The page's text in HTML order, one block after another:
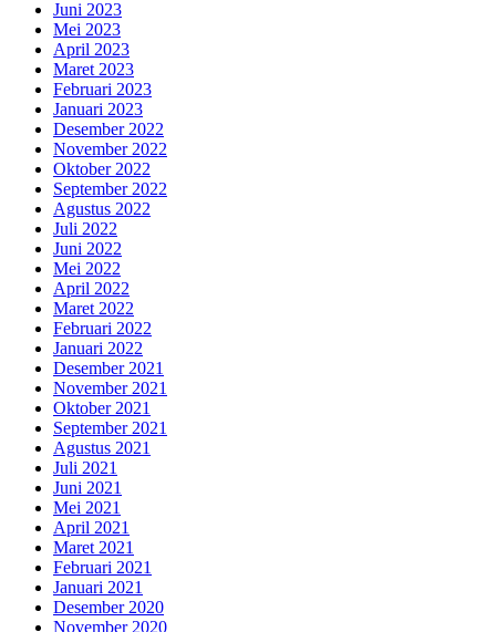
Juni 2023
Mei 2023
April 2023
Maret 2023
Februari 2023
Januari 2023
Desember 2022
November 2022
Oktober 2022
September 2022
Agustus 2022
Juli 2022
Juni 2022
Mei 2022
April 2022
Maret 2022
Februari 2022
Januari 2022
Desember 2021
November 2021
Oktober 2021
September 2021
Agustus 2021
Juli 2021
Juni 2021
Mei 2021
April 2021
Maret 2021
Februari 2021
Januari 2021
Desember 2020
November 2020